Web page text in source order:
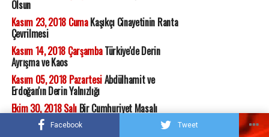
Facebook Tweet
Olsun
Kasım 23, 2018 CumaKaşıkçı Cinayetinin Ranta
Çevrilmesi
Kasım 14, 2018 ÇarşambaTürkiye'de Derin
Ayrışma ve Kaos
Kasım 05, 2018 PazartesiAbdülhamit ve
Erdoğan'ın Derin Yalnızlığı
Ekim 30, 2018 SalıBir Cumhuriyet Masalı
Ekim 23, 2018 SalıAndımızın Gerisindeki Ruh Hali